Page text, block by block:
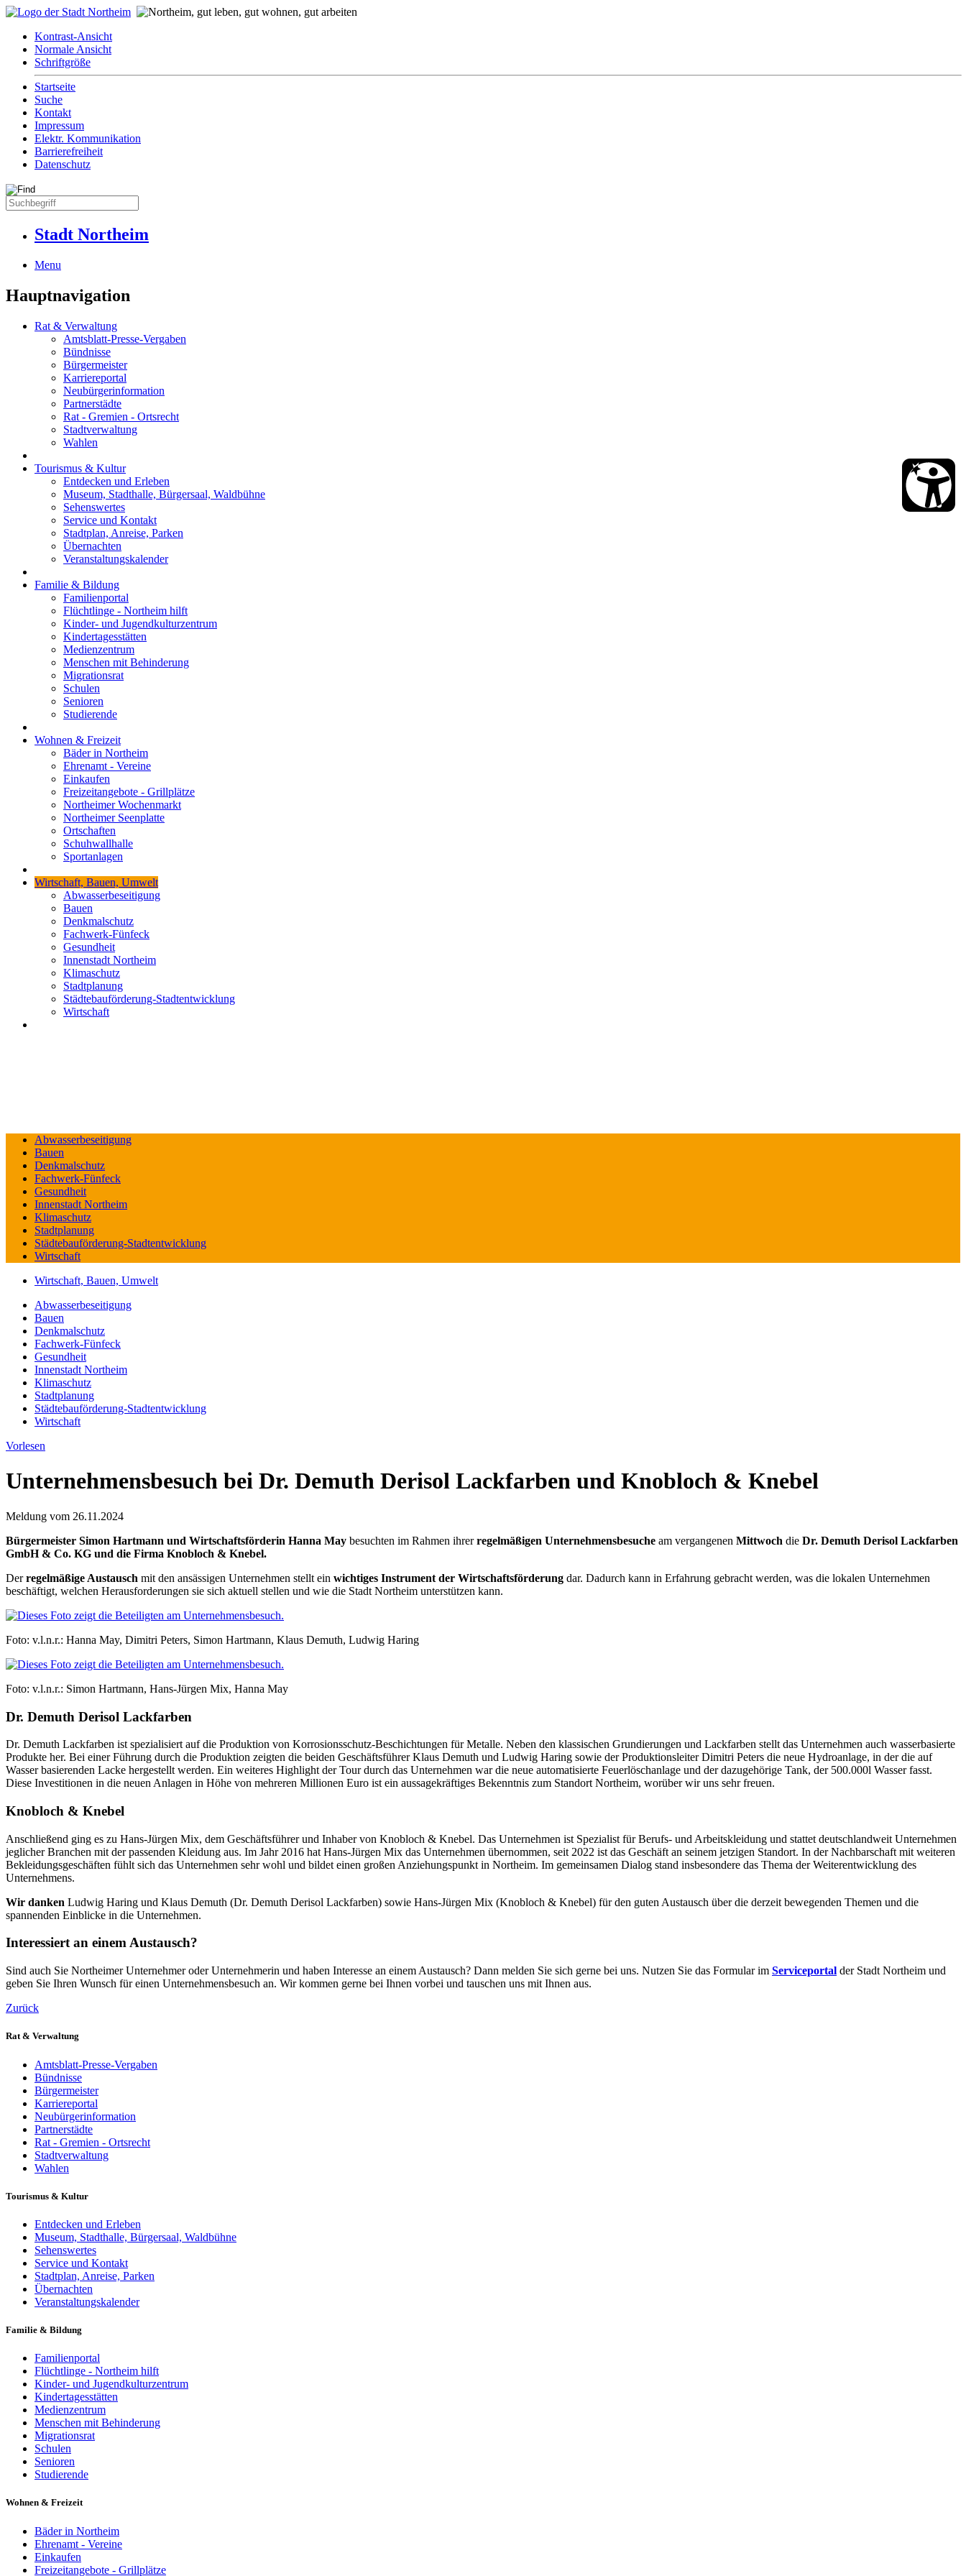
Kontrast-Ansicht
Normale Ansicht
Schriftgröße
Startseite
Suche
Kontakt
Impressum
Elektr. Kommunikation
Barrierefreiheit
Datenschutz
Stadt Northeim
Menu
Hauptnavigation
Rat & Verwaltung
Amtsblatt-Presse-Vergaben
Bündnisse
Bürgermeister
Karriereportal
Neubürgerinformation
Partnerstädte
Rat - Gremien - Ortsrecht
Stadtverwaltung
Wahlen
Tourismus & Kultur
Entdecken und Erleben
Museum, Stadthalle, Bürgersaal, Waldbühne
Sehenswertes
Service und Kontakt
Stadtplan, Anreise, Parken
Übernachten
Veranstaltungskalender
Familie & Bildung
Familienportal
Flüchtlinge - Northeim hilft
Kinder- und Jugendkulturzentrum
Kindertagesstätten
Medienzentrum
Menschen mit Behinderung
Migrationsrat
Schulen
Senioren
Studierende
Wohnen & Freizeit
Bäder in Northeim
Ehrenamt - Vereine
Einkaufen
Freizeitangebote - Grillplätze
Northeimer Wochenmarkt
Northeimer Seenplatte
Ortschaften
Schuhwallhalle
Sportanlagen
Wirtschaft, Bauen, Umwelt
Abwasserbeseitigung
Bauen
Denkmalschutz
Fachwerk-Fünfeck
Gesundheit
Innenstadt Northeim
Klimaschutz
Stadtplanung
Städtebauförderung-Stadtentwicklung
Wirtschaft
Abwasserbeseitigung
Bauen
Denkmalschutz
Fachwerk-Fünfeck
Gesundheit
Innenstadt Northeim
Klimaschutz
Stadtplanung
Städtebauförderung-Stadtentwicklung
Wirtschaft
Wirtschaft, Bauen, Umwelt
Abwasserbeseitigung
Bauen
Denkmalschutz
Fachwerk-Fünfeck
Gesundheit
Innenstadt Northeim
Klimaschutz
Stadtplanung
Städtebauförderung-Stadtentwicklung
Wirtschaft
Vorlesen
Unternehmensbesuch bei Dr. Demuth Derisol Lackfarben und Knobloch & Knebel
Meldung vom 26.11.2024
Bürgermeister Simon Hartmann und Wirtschaftsförderin Hanna May besuchten im Rahmen ihrerregelmäßigen Unternehmensbesuche am vergangenen Mittwoch die Dr. Demuth Derisol Lackfarben
GmbH & Co. KG und die Firma Knobloch & Knebel.
Derregelmäßige Austausch mit den ansässigen Unternehmen stellt ein wichtiges Instrument der Wirtschaftsförderung dar. Dadurch kann in Erfahrung gebracht werden, was die lokalen Unternehmen
beschäftigt, welchen Herausforderungen sie sich aktuell stellen und wie die Stadt Northeim unterstützen kann.
Foto: v.l.n.r.: Hanna May, Dimitri Peters, Simon Hartmann, Klaus Demuth, Ludwig Haring
Foto: v.l.n.r.: Simon Hartmann, Hans-Jürgen Mix, Hanna May
Dr. Demuth Derisol Lackfarben
Dr. Demuth Lackfarben ist spezialisiert auf die Produktion von Korrosionsschutz-Beschichtungen für Metalle. Neben den klassischen Grundierungen und Lackfarben stellt das Unternehmen auch wasserbasierte
Produkte her. Bei einer Führung durch die Produktion zeigten die beiden Geschäftsführer Klaus Demuth und Ludwig Haring sowie der Produktionsleiter Dimitri Peters die neue Hydroanlage, in der die auf
Wasser basierenden Lacke hergestellt werden. Ein weiteres Highlight der Tour durch das Unternehmen war die neue automatisierte Feuerlöschanlage und der dazugehörige Tank, der 500.000l Wasser fasst.
Diese Investitionen in die neuen Anlagen in Höhe von mehreren Millionen Euro ist ein aussagekräftiges Bekenntnis zum Standort Northeim, worüber wir uns sehr freuen.
Knobloch & Knebel
Anschließend ging es zu Hans-Jürgen Mix, dem Geschäftsführer und Inhaber von Knobloch & Knebel. Das Unternehmen ist Spezialist für Berufs- und Arbeitskleidung und stattet deutschlandweit Unternehmen
jeglicher Branchen mit der passenden Kleidung aus. Im Jahr 2016 hat Hans-Jürgen Mix das Unternehmen übernommen, seit 2022 ist das Geschäft an seinem jetzigen Standort. In der Nachbarschaft mit weiteren
Bekleidungsgeschäften fühlt sich das Unternehmen sehr wohl und bildet einen großen Anziehungspunkt in Northeim. Im gemeinsamen Dialog stand insbesondere das Thema der Weiterentwicklung des
Unternehmens.
Wir danken Ludwig Haring und Klaus Demuth (Dr. Demuth Derisol Lackfarben) sowie Hans-Jürgen Mix (Knobloch & Knebel) für den guten Austausch über die derzeit bewegenden Themen und die
spannenden Einblicke in die Unternehmen.
Interessiert an einem Austausch?
Sind auch Sie Northeimer Unternehmer oder Unternehmerin und haben Interesse an einem Austausch? Dann melden Sie sich gerne bei uns. Nutzen Sie das Formular im Serviceportal der Stadt Northeim und
geben Sie Ihren Wunsch für einen Unternehmensbesuch an. Wir kommen gerne bei Ihnen vorbei und tauschen uns mit Ihnen aus.
Zurück
Rat & Verwaltung
Amtsblatt-Presse-Vergaben
Bündnisse
Bürgermeister
Karriereportal
Neubürgerinformation
Partnerstädte
Rat - Gremien - Ortsrecht
Stadtverwaltung
Wahlen
Tourismus & Kultur
Entdecken und Erleben
Museum, Stadthalle, Bürgersaal, Waldbühne
Sehenswertes
Service und Kontakt
Stadtplan, Anreise, Parken
Übernachten
Veranstaltungskalender
Familie & Bildung
Familienportal
Flüchtlinge - Northeim hilft
Kinder- und Jugendkulturzentrum
Kindertagesstätten
Medienzentrum
Menschen mit Behinderung
Migrationsrat
Schulen
Senioren
Studierende
Wohnen & Freizeit
Bäder in Northeim
Ehrenamt - Vereine
Einkaufen
Freizeitangebote - Grillplätze